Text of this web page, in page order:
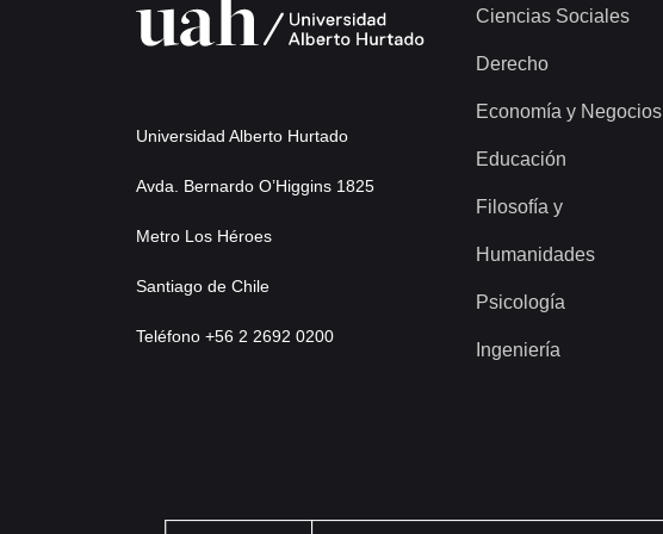
Universidad Alberto Hurtado
Avda. Bernardo O’Higgins 1825
Metro Los Héroes
Santiago de Chile
Teléfono +56 2 2692 0200
Ciencias Sociales
Derecho
Economía y Negocios
Educación
Filosofía y
Humanidades
Psicología
Ingeniería